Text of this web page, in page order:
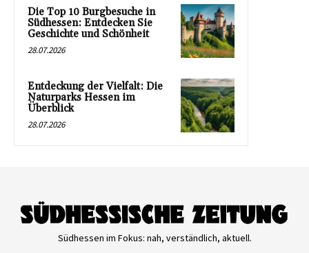
Die Top 10 Burgbesuche in
Südhessen: Entdecken Sie
Geschichte und Schönheit
28.07.2026
Entdeckung der Vielfalt: Die
Naturparks Hessen im
Überblick
28.07.2026
Südhessen im Fokus: nah, verständlich, aktuell.